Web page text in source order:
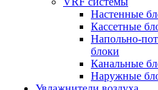
Настенные
Кассетные
Напольно-
блоки
Канальные
Наружные